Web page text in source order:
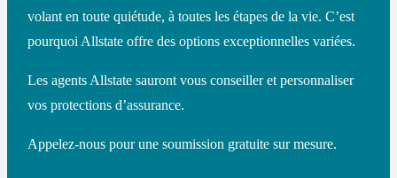
volant en toute quiétude, à toutes les étapes de la vie. C’est
pourquoi Allstate offre des options exceptionnelles variées.
Les agents Allstate sauront vous conseiller et personnaliser
vos protections d’assurance.
Appelez-nous pour une soumission gratuite sur mesure.